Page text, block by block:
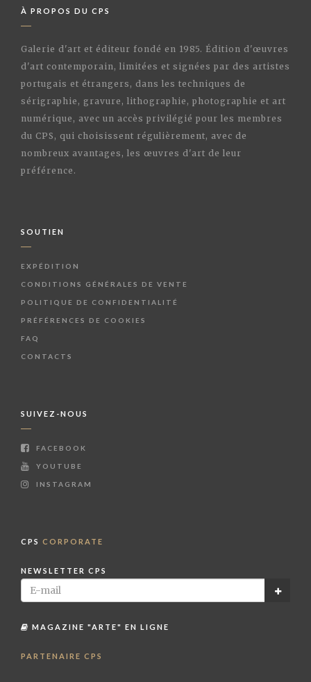
À PROPOS DU CPS
Galerie d'art et éditeur fondé en 1985. Édition d'œuvres
d'art contemporain, limitées et signées par des artistes
portugais et étrangers, dans les techniques de
sérigraphie, gravure, lithographie, photographie et art
numérique, avec un accès privilégié pour les membres
du CPS, qui choisissent régulièrement, avec de
nombreux avantages, les œuvres d'art de leur
préférence.
SOUTIEN
EXPÉDITION
CONDITIONS GÉNÉRALES DE VENTE
POLITIQUE DE CONFIDENTIALITÉ
PRÉFÉRENCES DE COOKIES
FAQ
CONTACTS
SUIVEZ-NOUS
FACEBOOK
YOUTUBE
INSTAGRAM
CPS CORPORATE
NEWSLETTER CPS
MAGAZINE "ARTE" EN LIGNE
PARTENAIRE CPS